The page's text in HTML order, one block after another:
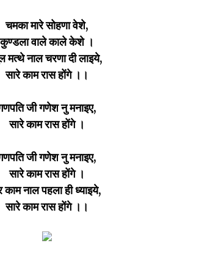
चमका मारे सोहणा वेशे,
कुण्डला वाले काले केशे ।
मत्थे नाल चरणा दी लाइये,
सारे काम रास होंगे ।।
जी गणेश नु मनाइए,
सारे काम रास होंगे ।
जी गणेश नु मनाइए,
सारे काम रास होंगे ।
काम नाल पहला ही ध्याइये,
सारे काम रास होंगे ।।